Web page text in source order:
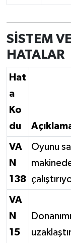
SİSTEM
HATALAR
Hat
a
Ko
du
VA
N
138
Oyunu
VA
N
15